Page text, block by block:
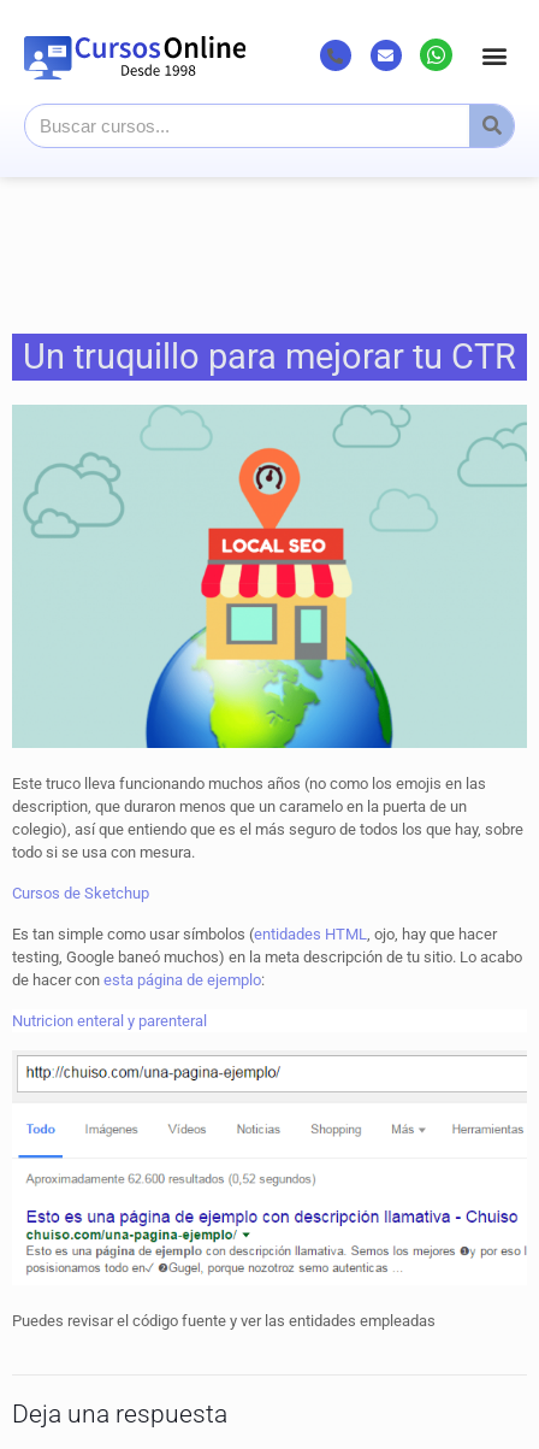
Un truquillo para mejorar tu CTR
Este truco lleva funcionando muchos años (no como los emojis en las
description, que duraron menos que un caramelo en la puerta de un
colegio), así que entiendo que es el más seguro de todos los que hay, sobre
todo si se usa con mesura.
Cursos de Sketchup
Es tan simple como usar símbolos (entidades HTML
, ojo, hay que hacer
testing, Google baneó muchos) en la meta descripción de tu sitio. Lo acabo
de hacer con esta página de ejemplo:
Nutricion enteral y parenteral
Puedes revisar el código fuente y ver las entidades empleadas
Deja una respuesta